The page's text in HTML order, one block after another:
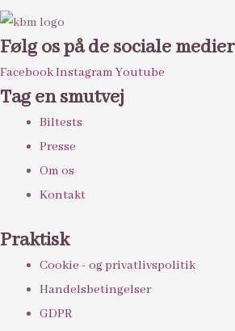
Følg os på de sociale medier
FacebookInstagram Youtube
Tag en smutvej
Biltests
Presse
Om os
Kontakt
Praktisk
Cookie - og privatlivspolitik
Handelsbetingelser
GDPR